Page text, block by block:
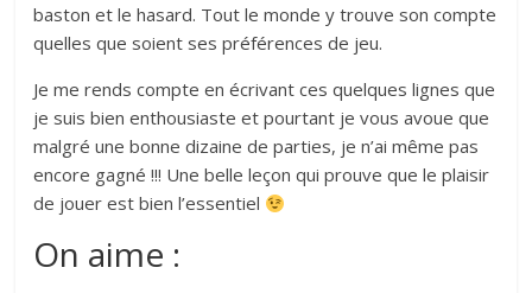
baston et le hasard. Tout le monde y trouve son compte
quelles que soient ses préférences de jeu.
Je me rends compte en écrivant ces quelques lignes que
je suis bien enthousiaste et pourtant je vous avoue que
malgré une bonne dizaine de parties, je n’ai même pas
encore gagné !!! Une belle leçon qui prouve que le plaisir
de jouer est bien l’essentiel
On aime :